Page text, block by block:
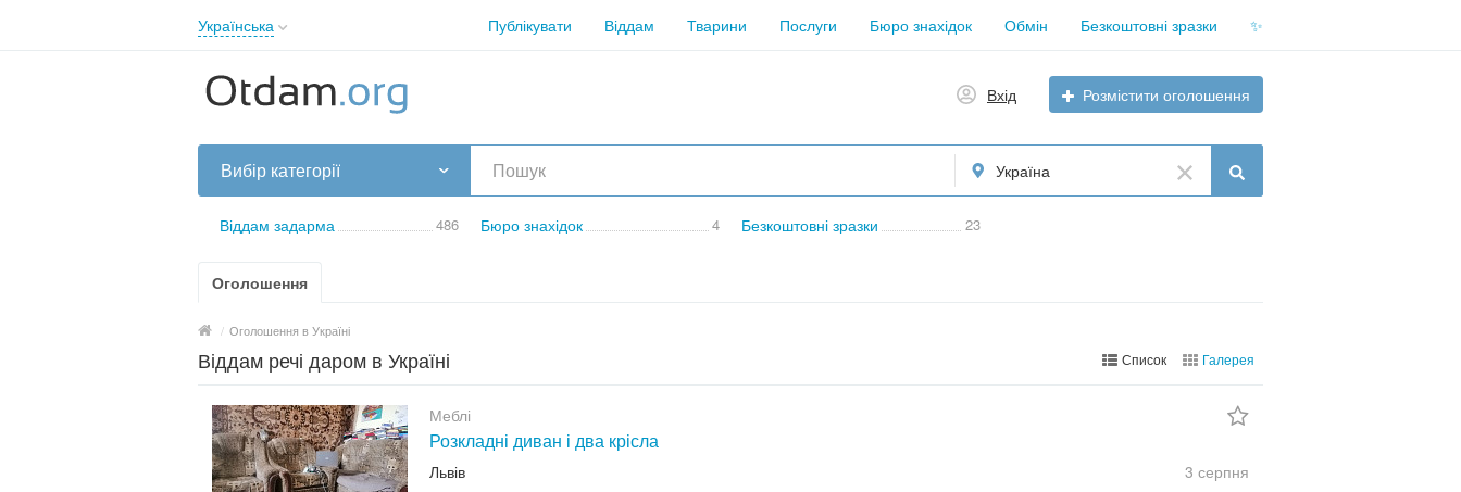
Українська
English
Русский
Українська
Публікувати Віддам Тварини Послуги Бюро знахідок Обмін Безкоштовні зразки ✨
Вхід Розмістити оголошення
Вибір категорії Україна
Віддам задарма 486 Бюро знахідок 4 Безкоштовні зразки 23
Оголошення
/ Оголошення в Україні
Віддам речі даром в Україні Список Галерея
Меблі
Розкладні диван і два крісла
Львів 3 серпня